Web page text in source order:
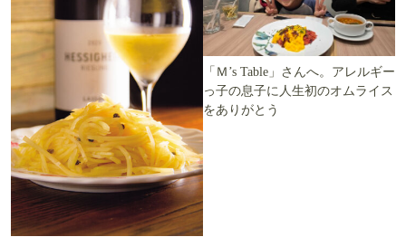
「Ｍ’s Table」さんへ。アレルギー
っ子の息子に人生初のオムライス
をありがとう